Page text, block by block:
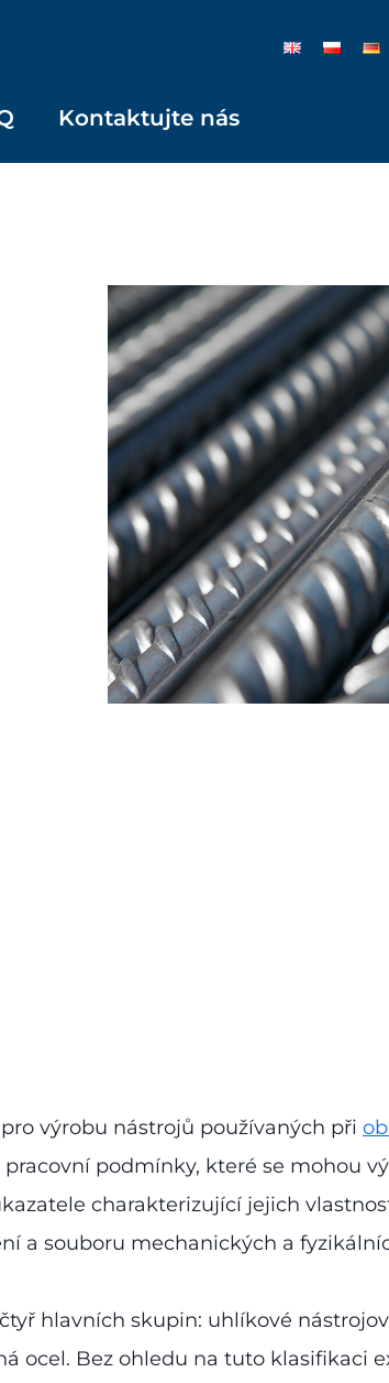
Kontaktujte nás
výrobu nástrojů používaných při
podmínky, které se mohou
charakterizující jejich
a souboru mechanických a
hlavních skupin: uhlíkové
ocel. Bez ohledu na tuto klasifikaci